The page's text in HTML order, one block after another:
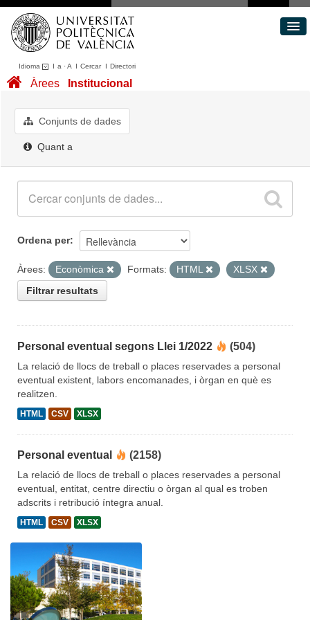
Idioma I a ·A I CercarI Directori
Conjunts de dades
Quant a
Àrees Institucional
Conjunts de dades
Quant a
Ordena per
Àrees: Econòmica Formats: HTML
XLSX
Filtrar resultats
Personal eventual segons Llei 1/2022 (504)
La relació de llocs de treball o places reservades a personal
eventual existent, labors encomanades, i òrgan en què es
realitzen.
HTML CSV XLSX
Personal eventual (2158)
La relació de llocs de treball o places reservades a personal
eventual, entitat, centre directiu o òrgan al qual es troben
adscrits i retribució íntegra anual.
HTML CSV XLSX